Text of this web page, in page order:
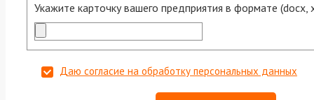
Укажите карточку вашего предприятия в формате (docx,
Даю согласие на обработку персональных данных